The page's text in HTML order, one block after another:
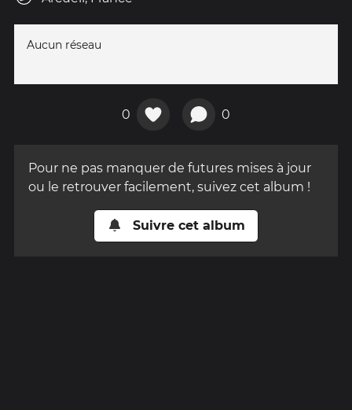
Aucun réseau
0 0
Pour ne pas manquer de futures mises à jour
ou le retrouver facilement, suivez cet album !
Suivre cet album